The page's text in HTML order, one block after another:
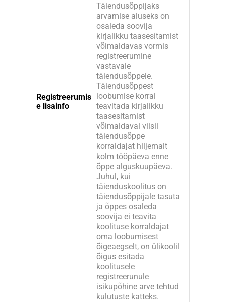
Registreerumis
e lisainfo
Täiendusõppijaks
arvamise aluseks on
osaleda soovija
kirjalikku taasesitamist
võimaldavas vormis
registreerumine
vastavale
täiendusõppele.
Täiendusõppest
loobumise korral
teavitada kirjalikku
taasesitamist
võimaldaval viisil
täiendusõppe
korraldajat hiljemalt
kolm tööpäeva enne
õppe alguskuupäeva.
Juhul, kui
täienduskoolitus on
täiendusõppijale tasuta
ja õppes osaleda
soovija ei teavita
koolituse korraldajat
oma loobumisest
õigeaegselt, on ülikoolil
õigus esitada
koolitusele
registreerunule
isikupõhine arve tehtud
kulutuste katteks.